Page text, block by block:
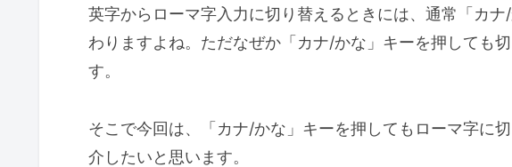
英字からローマ字入力に切り替えるときには、通常「カ
わりますよね。ただなぜか「カナ/かな」キーを押しても
す。
そこで今回は、「カナ/かな」キーを押してもローマ字に
介したいと思います。